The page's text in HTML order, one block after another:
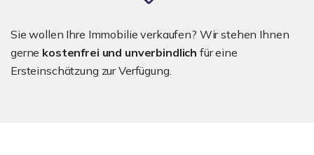
Sie wollen Ihre Immobilie verkaufen? Wir stehen Ihnen
gerne kostenfrei und unverbindlich für eine
Ersteinschätzung zur Verfügung.